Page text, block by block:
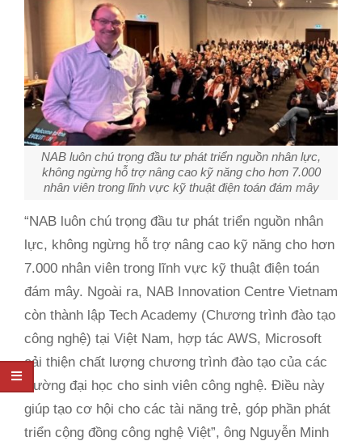
NAB luôn chú trọng đầu tư phát triển nguồn nhân lực,
không ngừng hỗ trợ nâng cao kỹ năng cho hơn 7.000
nhân viên trong lĩnh vực kỹ thuật điện toán đám mây
“NAB luôn chú trọng đầu tư phát triển nguồn nhân
lực, không ngừng hỗ trợ nâng cao kỹ năng cho hơn
7.000 nhân viên trong lĩnh vực kỹ thuật điện toán
đám mây. Ngoài ra, NAB Innovation Centre Vietnam
còn thành lập Tech Academy (Chương trình đào tạo
công nghệ) tại Việt Nam, hợp tác AWS, Microsoft
cải thiện chất lượng chương trình đào tạo của các
trường đại học cho sinh viên công nghệ. Điều này
giúp tạo cơ hội cho các tài năng trẻ, góp phần phát
triển cộng đồng công nghệ Việt”, ông Nguyễn Minh